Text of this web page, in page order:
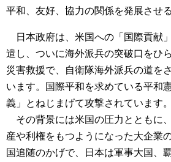
平和、友好、協力の関係を発展させ
日本政府は、米国への「国際貢献
遣し、ついに海外派兵の突破口をひ
災害救援で、自衛隊海外派兵の道を
います。国際平和を求めている平和
義」とねじまげて攻撃されています。
その背景には米国の圧力とともに
産や利権をもつようになった大企業
国追随のかげで、日本は軍事大国、